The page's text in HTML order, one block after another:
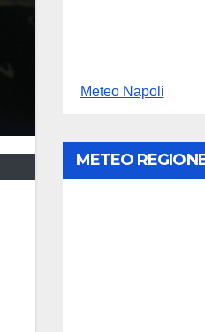
Meteo Napoli
METEO